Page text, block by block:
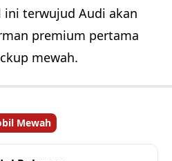
ini terwujud Audi akan
premium pertama
mewah.
Mewah